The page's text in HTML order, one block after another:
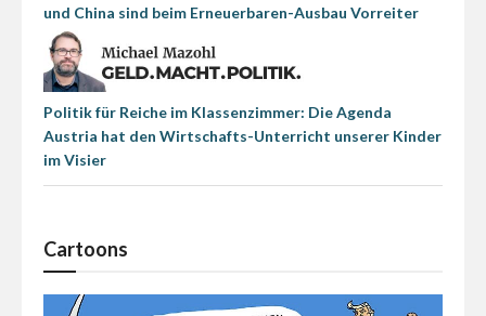
und China sind beim Erneuerbaren-Ausbau Vorreiter
Politik für Reiche im Klassenzimmer: Die Agenda
Austria hat den Wirtschafts-Unterricht unserer Kinder
im Visier
Cartoons